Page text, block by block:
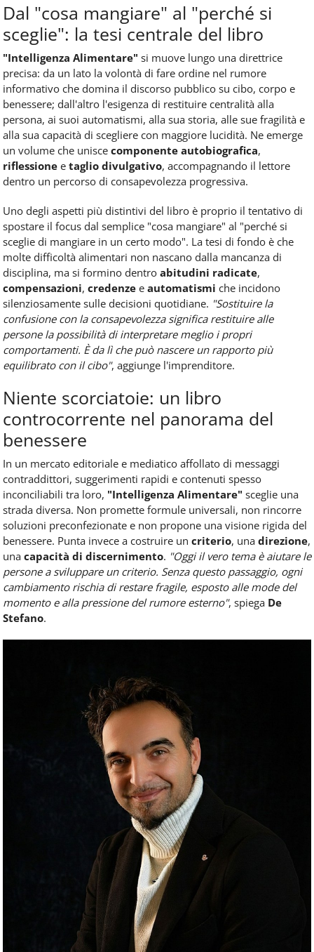
Dal "cosa mangiare" al "perché si
sceglie": la tesi centrale del libro
"Intelligenza Alimentare" si muove lungo una direttrice
precisa: da un lato la volontà di fare ordine nel rumore
informativo che domina il discorso pubblico su cibo, corpo e
benessere; dall'altro l'esigenza di restituire centralità alla
persona, ai suoi automatismi, alla sua storia, alle sue fragilità e
alla sua capacità di scegliere con maggiore lucidità. Ne emerge
un volume che unisce componente autobiografica,
riflessione e taglio divulgativo, accompagnando il lettore
dentro un percorso di consapevolezza progressiva.
Uno degli aspetti più distintivi del libro è proprio il tentativo di
spostare il focus dal semplice "cosa mangiare" al "perché si
sceglie di mangiare in un certo modo". La tesi di fondo è che
molte difficoltà alimentari non nascano dalla mancanza di
disciplina, ma si formino dentro abitudini radicate,
compensazioni, credenze e automatismi che incidono
silenziosamente sulle decisioni quotidiane. "Sostituire la
confusione con la consapevolezza significa restituire alle
persone la possibilità di interpretare meglio i propri
comportamenti. È da lì che può nascere un rapporto più
equilibrato con il cibo", aggiunge l'imprenditore.
Niente scorciatoie: un libro
controcorrente nel panorama del
benessere
In un mercato editoriale e mediatico affollato di messaggi
contraddittori, suggerimenti rapidi e contenuti spesso
inconciliabili tra loro, "Intelligenza Alimentare" sceglie una
strada diversa. Non promette formule universali, non rincorre
soluzioni preconfezionate e non propone una visione rigida del
benessere. Punta invece a costruire un criterio, una direzione,
una capacità di discernimento. "Oggi il vero tema è aiutare le
persone a sviluppare un criterio. Senza questo passaggio, ogni
cambiamento rischia di restare fragile, esposto alle mode del
momento e alla pressione del rumore esterno", spiega De
Stefano.